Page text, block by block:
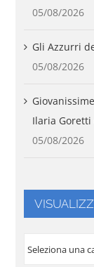
05/08/2026
Gli Azzurri
05/08/2026
Ilaria Goretti
05/08/2026